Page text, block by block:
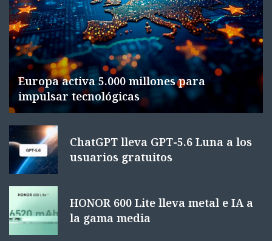
Europa activa 5.000 millones para
impulsar tecnológicas
ChatGPT lleva GPT-5.6 Luna a los
usuarios gratuitos
HONOR 600 Lite lleva metal e IA a
la gama media